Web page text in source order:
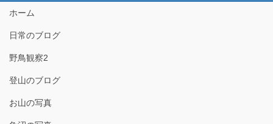
ホーム
日常のブログ
野鳥観察2
登山のブログ
お山の写真